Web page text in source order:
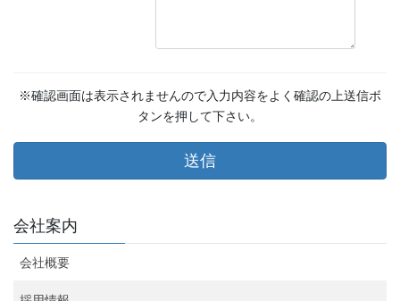
※確認画面は表示されませんので入力内容をよく確認の上送信ボ
タンを押して下さい。
会社案内
会社概要